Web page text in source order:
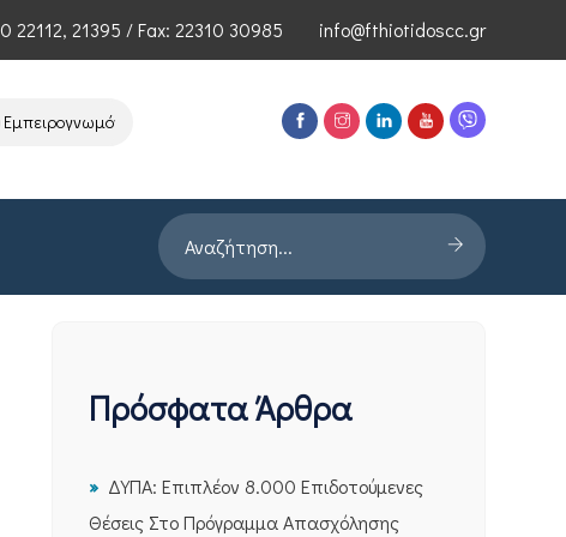
22112, 21395 / Fax: 22310 30985 info@fthiotidoscc.gr
Τεχνολογιών Αιχμής του ΕΦΕΠΑΕ Παρουσίαση
Πρόσφατα Άρθρα
ΔΥΠΑ: Επιπλέον 8.000 Επιδοτούμενες
Θέσεις Στο Πρόγραμμα Απασχόλησης